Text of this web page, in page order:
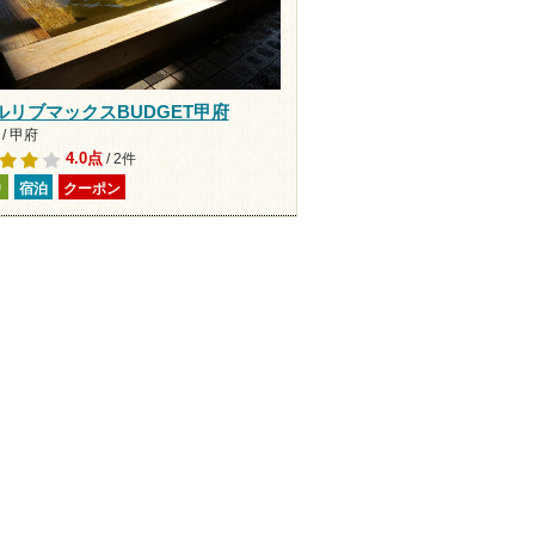
リブマックスBUDGET甲府
甲府
4.0点/ 2件
宿泊 クーポン